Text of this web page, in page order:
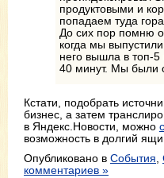
продуктовыми и
попадаем туда
До сих пор помню
когда мы
него вышла в топ-5
40 минут. Мы были
Кстати, подобрать
бизнес, а затем
в Яндекс.Новости, можно
возможность в долгий
Опубликовано в События
комментариев »